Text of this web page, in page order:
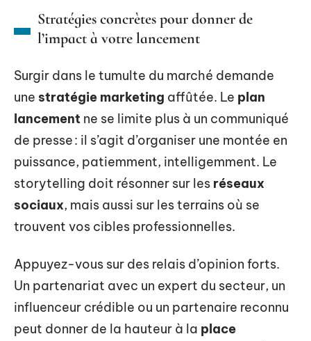
Stratégies concrètes pour donner de
l’impact à votre lancement
Surgir dans le tumulte du marché demande
une stratégie marketing affûtée. Le plan
lancement ne se limite plus à un communiqué
de presse : il s’agit d’organiser une montée en
puissance, patiemment, intelligemment. Le
storytelling doit résonner sur les réseaux
sociaux, mais aussi sur les terrains où se
trouvent vos cibles professionnelles.
Appuyez-vous sur des relais d’opinion forts.
Un partenariat avec un expert du secteur, un
influenceur crédible ou un partenaire reconnu
peut donner de la hauteur à la place